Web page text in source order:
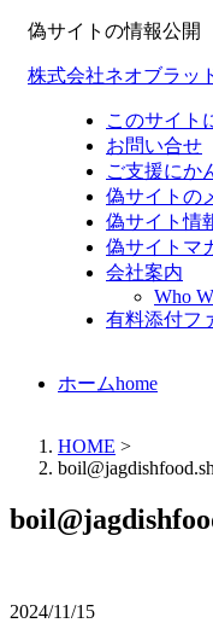
偽サイトの情報公開
株式会社ネオブラッ
このサイト
お問い合せ
ご支援にか
偽サイトの
偽サイト情
偽サイトマ
会社案内
Who
有料添付フ
ホームhome
HOME >
2024/11/15